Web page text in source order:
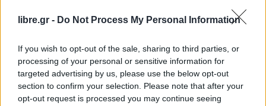
libre.gr - Do Not Process My Personal Information
If you wish to opt-out of the sale, sharing to third parties, or
processing of your personal or sensitive information for
targeted advertising by us, please use the below opt-out
section to confirm your selection. Please note that after your
opt-out request is processed you may continue seeing
οργάνωση σε αυτή τη χώρα. Η κυβέρνηση της ΝΔ.
Κύριε Καιρίδη έχετε να μου δώσετε έξι νούμερα
μπας και κερδίσω κάνα Τζόκερ;
Δημήτρης Καιρίδης: Δεν ξέρω αν αυτές οι
ακρότητες που εκστόμισε… Δεν ξέρω αν ήταν ο